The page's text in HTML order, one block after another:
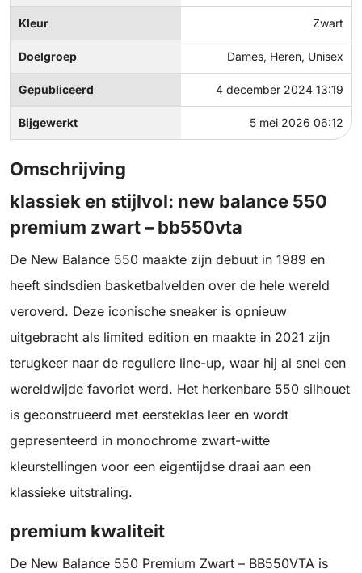
Kleur Zwart
Doelgroep Dames, Heren, Unisex
Gepubliceerd 4 december 2024 13:19
Bijgewerkt 5 mei 2026 06:12
Omschrijving
klassiek en stijlvol: new balance 550
premium zwart – bb550vta
De New Balance 550 maakte zijn debuut in 1989 en
heeft sindsdien basketbalvelden over de hele wereld
veroverd. Deze iconische sneaker is opnieuw
uitgebracht als limited edition en maakte in 2021 zijn
terugkeer naar de reguliere line-up, waar hij al snel een
wereldwijde favoriet werd. Het herkenbare 550 silhouet
is geconstrueerd met eersteklas leer en wordt
gepresenteerd in monochrome zwart-witte
kleurstellingen voor een eigentijdse draai aan een
klassieke uitstraling.
premium kwaliteit
De New Balance 550 Premium Zwart – BB550VTA is